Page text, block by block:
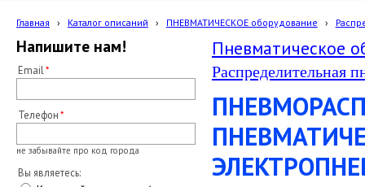
Главная › Каталог описаний › ПНЕВМАТИЧЕСКОЕ оборудование ›
Напишите нам!
Email
Телефон
не забывайте про код города
Вы являетесь:
Пневматическое
Распределительная